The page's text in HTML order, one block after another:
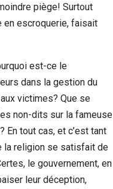
piège! Surtout
en escroquerie, faisait
est-ce le
dans la gestion du
victimes? Que se
non-dits sur la fameuse
En tout cas, et c’est tant
la religion se satisfait de
le gouvernement, en
leur déception,